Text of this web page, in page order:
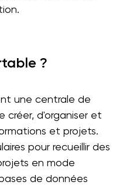
?
une centrale de
créer, d'organiser et
et projets.
pour recueillir des
en mode
de données